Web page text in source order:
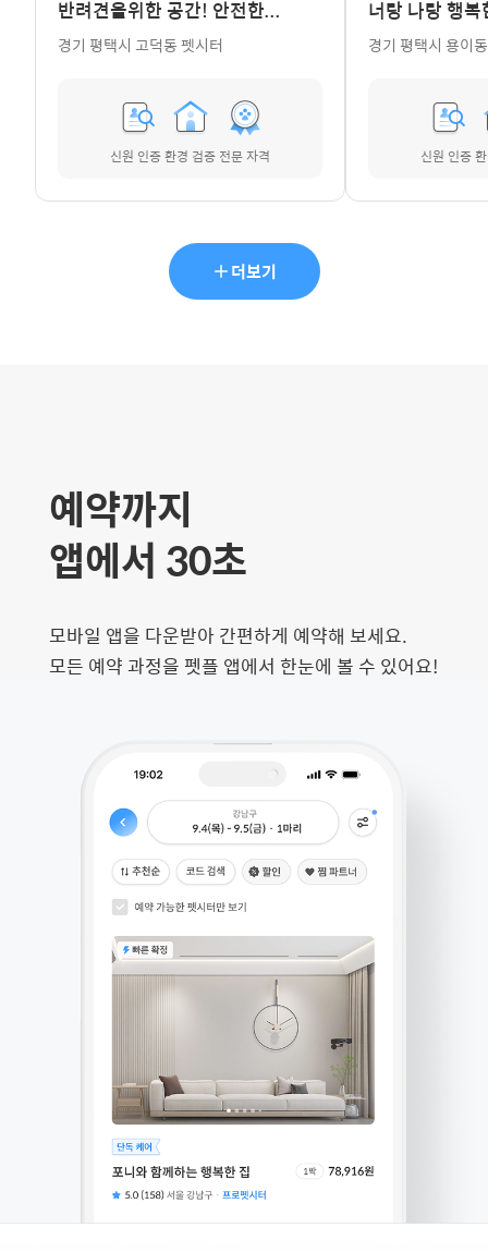
반려견을위한 공간! 안전한...
경기 평택시 고덕동 펫시터
신원 인증환경 검증 전문 자격
너랑 나랑 행복
경기 평택시 용이
신원 인증
더보기
예약까지
앱에서 30초
모바일 앱을 다운받아 간편하게 예약해 보세요.
모든 예약 과정을 펫플 앱에서 한눈에 볼 수 있어요!